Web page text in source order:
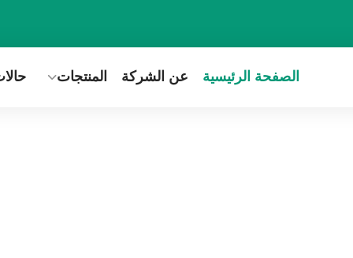
الصفحة الرئيسية عن الشركة المنتجات